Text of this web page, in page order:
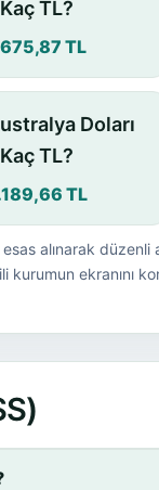
Kaç TL?
TL
Doları
Kaç TL?
TL
alınarak düzenli
kurumun ekranını